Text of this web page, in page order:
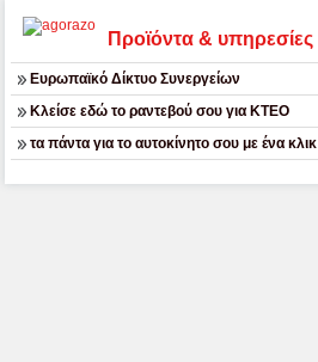
Προϊόντα & υπηρεσίες
Ευρωπαϊκό Δίκτυο Συνεργείων
Κλείσε εδώ το ραντεβού σου για ΚΤΕΟ
τα πάντα για το αυτοκίνητο σου με ένα κλικ